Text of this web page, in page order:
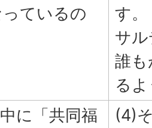
ているの
す。
サ
誰
る
に「共同福
(4)